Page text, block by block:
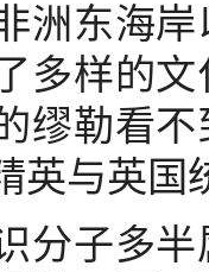
洲东海
多样的
缪勒看
英与英国
子多半